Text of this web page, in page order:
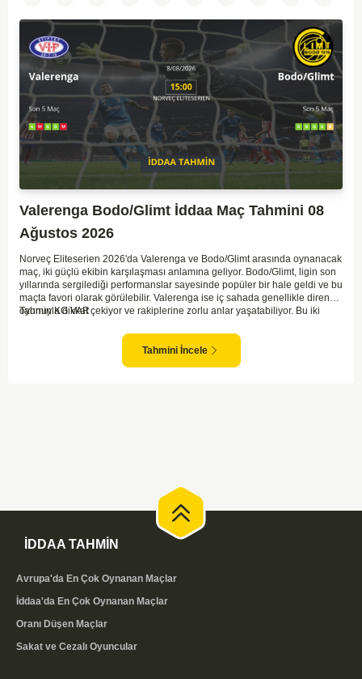
Valerenga Bodo/Glimt İddaa Maç Tahmini 08
Ağustos 2026
Norveç Eliteserien 2026'da Valerenga ve Bodo/Glimt arasında oynanacak
maç, iki güçlü ekibin karşılaşması anlamına geliyor. Bodo/Glimt, ligin son
yıllarında sergilediği performanslar sayesinde popüler bir hale geldi ve bu
maçta favori olarak görülebilir. Valerenga ise iç sahada genellikle dirençli
oyunuyla dikkat çekiyor ve rakiplerine zorlu anlar yaşatabiliyor. Bu iki
karşılaşmalara tanık olabiliyoruz. Taraftar desteğini arkasına alarak
sahasında etkili performans sergileyen Valerenga, Bodo/Glimt karşısında
gol bulmakta zorlanmayabilir. Aynı şekilde, Bodo/Glimt'in de hücum gücü
Tahmin KG VAR
Tahmini İncele
İDDAA TAHMİN
Avrupa'da En Çok Oynanan Maçlar
İddaa'da En Çok Oynanan Maçlar
Oranı Düşen Maçlar
Sakat ve Cezalı Oyuncular